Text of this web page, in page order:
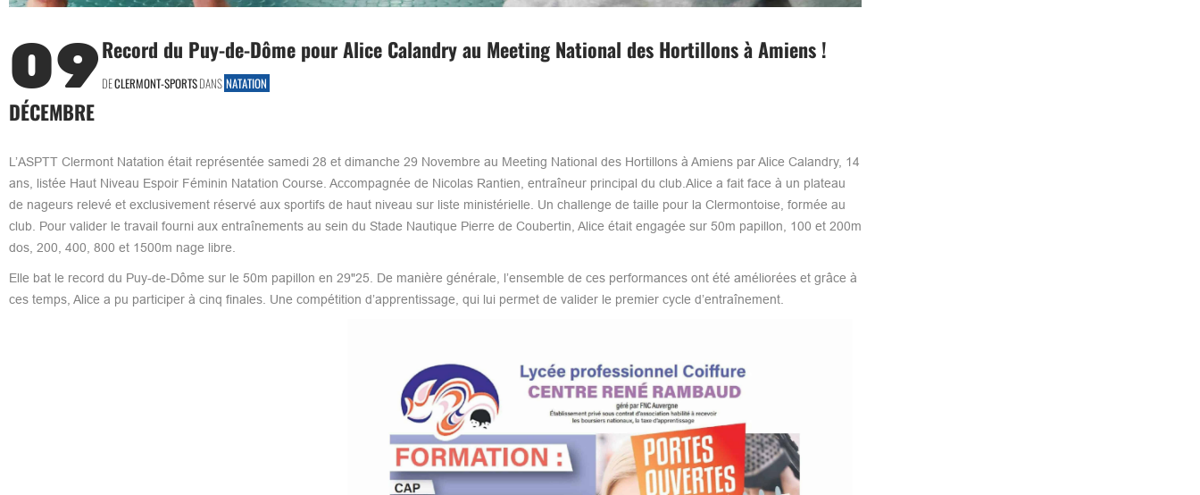
09
DÉCEMBRE
Record du Puy-de-Dôme pour Alice Calandry au Meeting National des Hortillons à Amiens !
DECLERMONT-SPORTSDANS NATATION
L’ASPTT Clermont Natation était représentée samedi 28 et dimanche 29 Novembre au Meeting National des Hortillons à Amiens par Alice Calandry, 14
ans, listée Haut Niveau Espoir Féminin Natation Course. Accompagnée de Nicolas Rantien, entraîneur principal du club.Alice a fait face à un plateau
de nageurs relevé et exclusivement réservé aux sportifs de haut niveau sur liste ministérielle. Un challenge de taille pour la Clermontoise, formée au
club. Pour valider le travail fourni aux entraînements au sein du Stade Nautique Pierre de Coubertin, Alice était engagée sur 50m papillon, 100 et 200m
dos, 200, 400, 800 et 1500m nage libre.
Elle bat le record du Puy-de-Dôme sur le 50m papillon en 29"25. De manière générale, l’ensemble de ces performances ont été améliorées et grâce à
ces temps, Alice a pu participer à cinq finales. Une compétition d’apprentissage, qui lui permet de valider le premier cycle d’entraînement.